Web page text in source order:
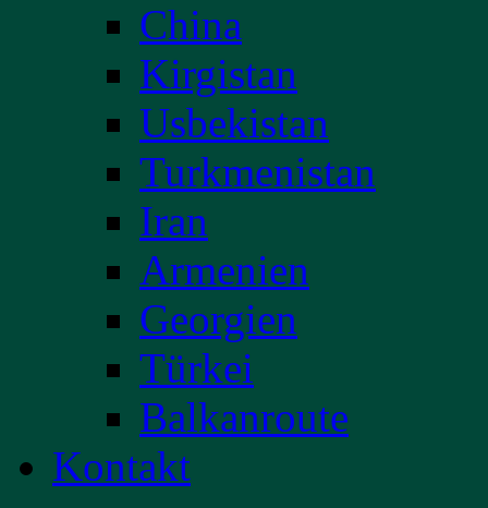
China
Kirgistan
Usbekistan
Turkmenistan
Iran
Armenien
Georgien
Türkei
Balkanroute
Kontakt